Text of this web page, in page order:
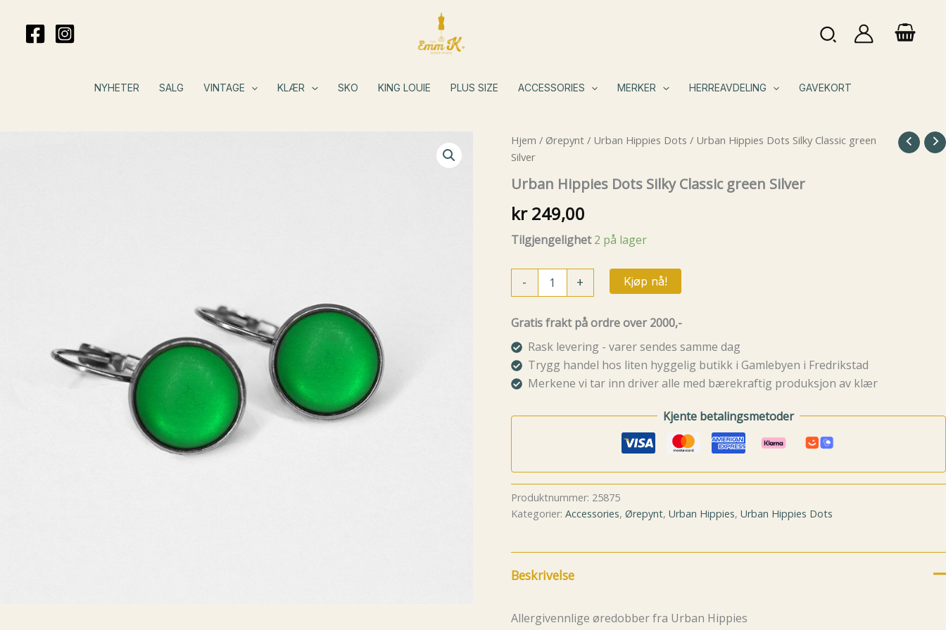
Søk
NYHETER SALG VINTAGE KLÆR SKO KING LOUIE PLUS SIZE ACCESSORIES MERKER HERREAVDELING GAVEKORT
Hjem / Ørepynt/ Urban Hippies Dots / Urban Hippies Dots Silky Classic green
Silver
Urban Hippies Dots Silky Classic green Silver
kr249,00
Tilgjengelighet 2 på lager
-
Hippies
Silky
Classic
green
Silver
antall
+ Kjøp nå!
Gratis frakt på ordre over 2000,-
Rask levering - varer sendes samme dag
Trygg handel hos liten hyggelig butikk i Gamlebyen i Fredrikstad
Merkene vi tar inn driver alle med bærekraftig produksjon av klær
Kjente betalingsmetoder
Produktnummer: 25875
Kategorier: Accessories, Ørepynt, Urban Hippies, Urban Hippies Dots
Beskrivelse
Allergivennlige øredobber fra Urban Hippies